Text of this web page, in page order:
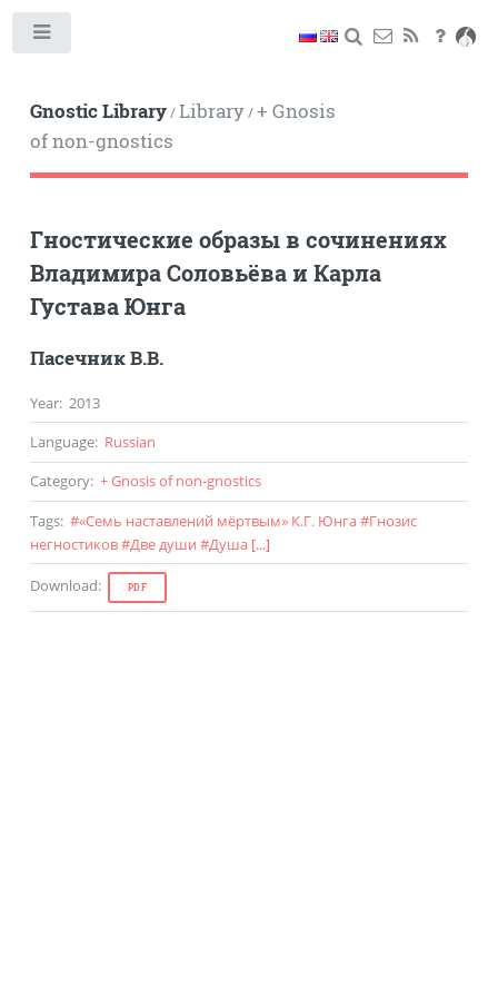
Gnostic Library/Library/+ Gnosis
of non-gnostics
Гностические образы в сочинениях
Владимира Соловьёва и Карла
Густава Юнга
Пасечник В.В.
Year: 2013
Language: Russian
Category: + Gnosis of non-gnostics
Tags: #«Семь наставлений мёртвым» К.Г. Юнга#Гнозис
негностиков#Две души #Душа [...]
Download: PDF